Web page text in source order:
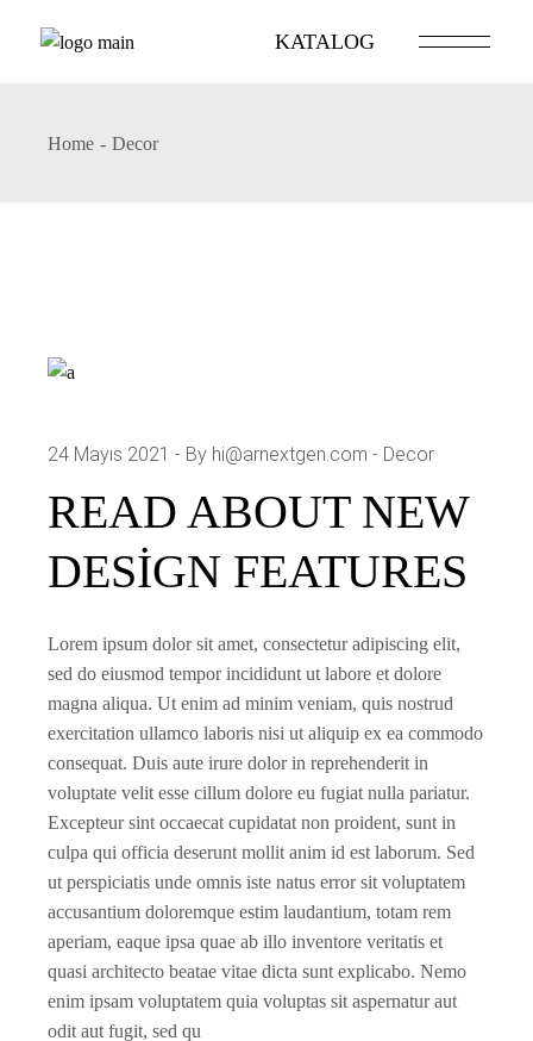
KATALOG
Home Decor
24 Mayıs 2021 By hi@arnextgen.com Decor
READ ABOUT NEW
DESIGN FEATURES
Lorem ipsum dolor sit amet, consectetur adipiscing elit,
sed do eiusmod tempor incididunt ut labore et dolore
magna aliqua. Ut enim ad minim veniam, quis nostrud
exercitation ullamco laboris nisi ut aliquip ex ea commodo
consequat. Duis aute irure dolor in reprehenderit in
voluptate velit esse cillum dolore eu fugiat nulla pariatur.
Excepteur sint occaecat cupidatat non proident, sunt in
culpa qui officia deserunt mollit anim id est laborum. Sed
ut perspiciatis unde omnis iste natus error sit voluptatem
accusantium doloremque estim laudantium, totam rem
aperiam, eaque ipsa quae ab illo inventore veritatis et
quasi architecto beatae vitae dicta sunt explicabo. Nemo
enim ipsam voluptatem quia voluptas sit aspernatur aut
odit aut fugit, sed qu